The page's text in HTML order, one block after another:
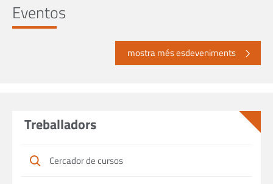
Eventos
mostra més esdeveniments
Treballadors
Cercador de cursos